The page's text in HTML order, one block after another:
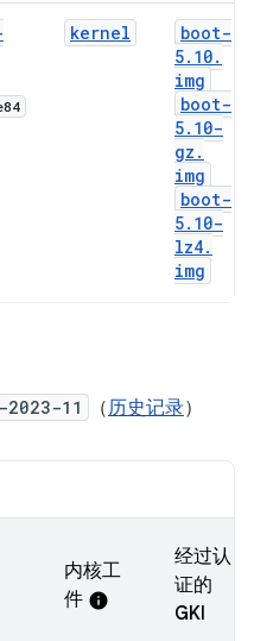
kernel
boot-
5. 10.
img
boot-
5. 10-
gz .
img
boot-
5. 10-
lz4.
img
11 （历史记录）
内核工
件 info
经过认
证的
GKI